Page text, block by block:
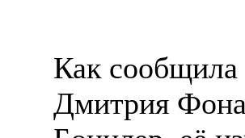
Как сообщила
Дмитрия